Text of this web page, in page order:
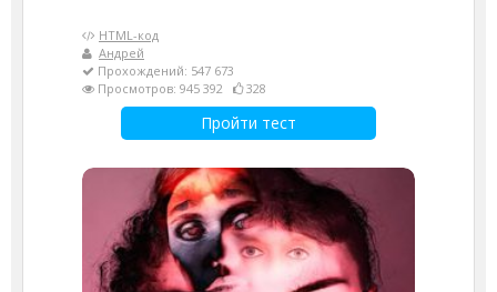
HTML-код
Андрей
Прохождений: 547 673
Просмотров: 945 392
328
Пройти тест